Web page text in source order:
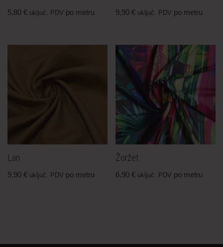
5,80 € uključ. PDV po metru 9,90€ uključ. PDV po metru
Lan
9,90 € uključ. PDV po metru
Žoržet
6,90€ uključ. PDV po metru